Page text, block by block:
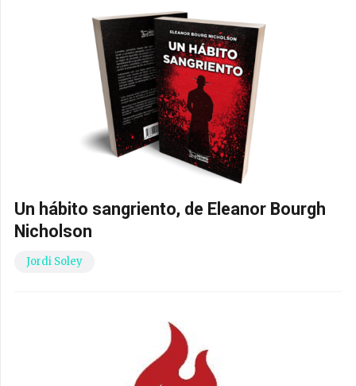
Un hábito sangriento, de Eleanor Bourgh
Nicholson
Jordi Soley